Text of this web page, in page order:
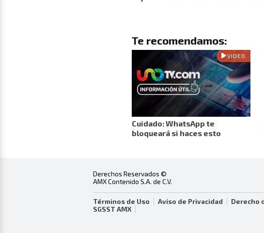
Te recomendamos:
VIDEO
Cuidado: WhatsApp te
bloqueará si haces esto
Derechos Reservados ©
AMX Contenido S.A. de C.V.
Términos de Uso Aviso de Privacidad Derecho
SGSST AMX